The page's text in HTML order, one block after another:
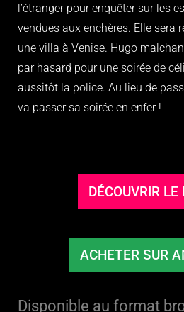
l’étranger pour enquêter sur les
vendues aux enchères. Elle sera
une villa à Venise. Hugo
par hasard pour une soirée de
aussitôt la police. Au lieu de
va passer sa soirée en enfer !
DÉCOUVRIR LE
ACHETER SUR
Disponible au format